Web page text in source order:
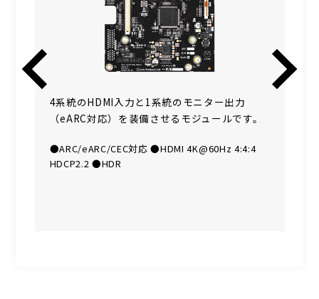
4系統のHDMI入力と1系統のモニター出力
（eARC対応）を装備させるモジュールです。
●ARC/eARC/CEC対応 ●HDMI 4K@60Hz 4:4:4
HDCP2.2 ●HDR